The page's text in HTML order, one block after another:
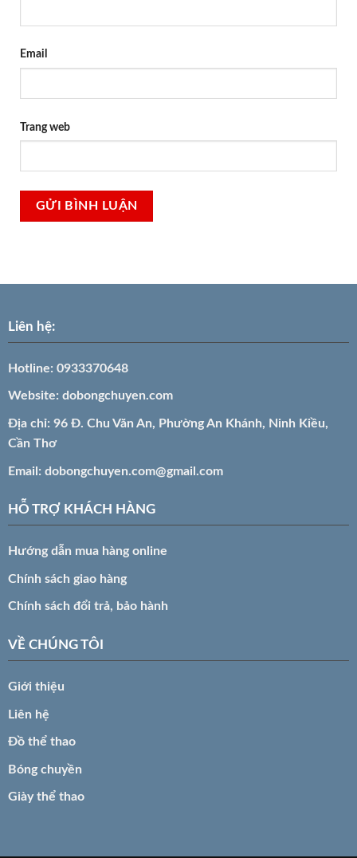
Email
Trang web
Liên hệ:
Hotline: 0933370648
Website: dobongchuyen.com
Địa chỉ: 96 Đ. Chu Văn An, Phường An Khánh, Ninh Kiều,
Cần Thơ
Email: dobongchuyen.com@gmail.com
HỖ TRỢ KHÁCH HÀNG
Hướng dẫn mua hàng online
Chính sách giao hàng
Chính sách đổi trả, bảo hành
VỀ CHÚNG TÔI
Giới thiệu
Liên hệ
Đồ thể thao
Bóng chuyền
Giày thể thao